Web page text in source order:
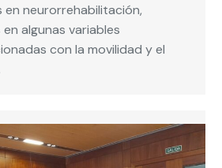
neurorrehabilitación,
algunas variables
con la movilidad y el